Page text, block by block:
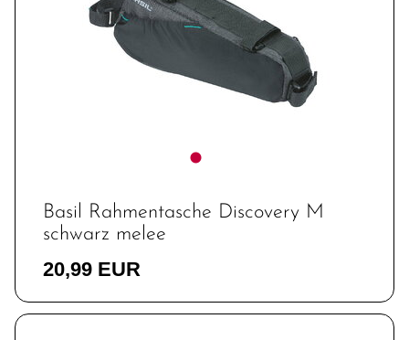
Basil Rahmentasche Discovery M
schwarz melee
20,99 EUR